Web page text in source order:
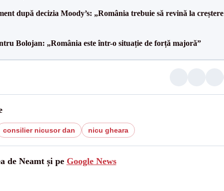
după decizia Moody’s: „România trebuie să revină la creștere
Bolojan: „România este într-o situație de forță majoră”
consilier nicusor dan nicu gheara
de Neamt și pe Google News